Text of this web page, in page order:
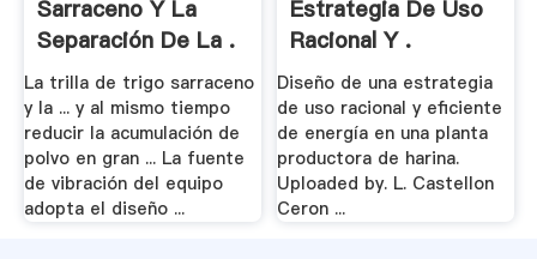
Sarraceno Y La
Separación De La .
La trilla de trigo sarraceno
y la ... y al mismo tiempo
reducir la acumulación de
polvo en gran ... La fuente
de vibración del equipo
adopta el diseño ...
Estrategia De Uso
Racional Y .
Diseño de una estrategia
de uso racional y eficiente
de energía en una planta
productora de harina.
Uploaded by. L. Castellon
Ceron ...